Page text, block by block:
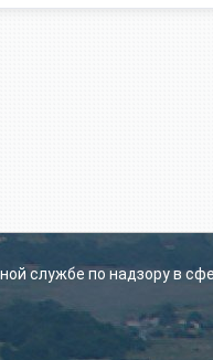
службе по надзору в